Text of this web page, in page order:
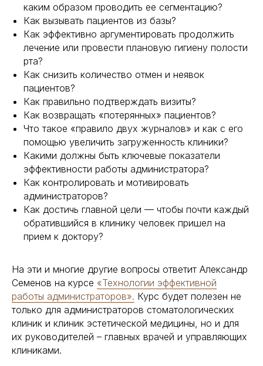
каким образом проводить ее сегментацию?
Как вызывать пациентов из базы?
Как эффективно аргументировать продолжить
лечение или провести плановую гигиену полости
рта?
Как снизить количество отмен и неявок
пациентов?
Как правильно подтверждать визиты?
Как возвращать «потерянных» пациентов?
Что такое «правило двух журналов» и как с его
помощью увеличить загруженность клиники?
Какими должны быть ключевые показатели
эффективности работы администратора?
Как контролировать и мотивировать
администраторов?
Как достичь главной цели — чтобы почти каждый
обратившийся в клинику человек пришел на
прием к доктору?
На эти и многие другие вопросы ответит Александр
Семенов на курсе «Технологии эффективной
работы администраторов». Курс будет полезен не
только для администраторов стоматологических
клиник и клиник эстетической медицины, но и для
их руководителей – главных врачей и управляющих
клиниками.